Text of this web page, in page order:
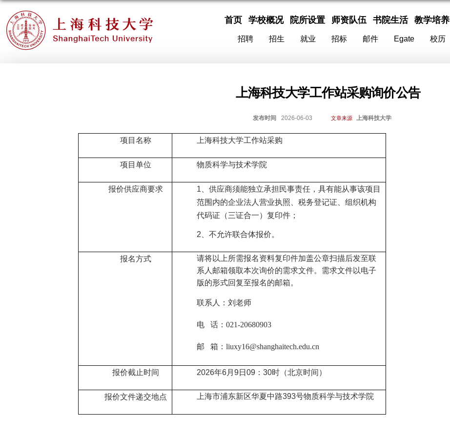
首页 学校概况 院所设置 师资队伍 书院生活 教学培养
招聘 招生 就业 招标 邮件 Egate 校历
上海科技大学工作站采购询价公告
发布时间 2026-06-03 文章来源 上海科技大学
项目名称 上海科技大学工作站采购
项目单位 物质科学与技术学院
报价供应商要求 1 、供应商须能独立承担民事责任，具有能从事该项目
范围内的企业法人营业执照、税务登记证、组织机构
代码证（三证合一）复印件；
2、不允许联合体报价。
报名方式
请将以上所需报名资料复印件加盖公章扫描后发至联
系人邮箱领取本次询价的需求文件。需求文件以电子
版的形式回复至报名的邮箱。
联系人 ：刘老师
电 话：021-20680903
邮 箱：liuxy16@shanghaitech.edu.cn
报价截止时间 2026年6月9日09 ：30时（北京时间）
报价文件递交地点 上海市浦东新区华夏中路393号物质科学与技术学院